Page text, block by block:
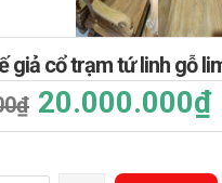
giả cổ trạm tứ linh gỗ
20.000.000₫